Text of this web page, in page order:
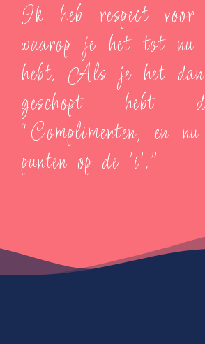
Ik heb respect voor
waarop je het tot nu
hebt. Als je het
geschopt hebt
“Complimenten, en
punten op de 'i'."